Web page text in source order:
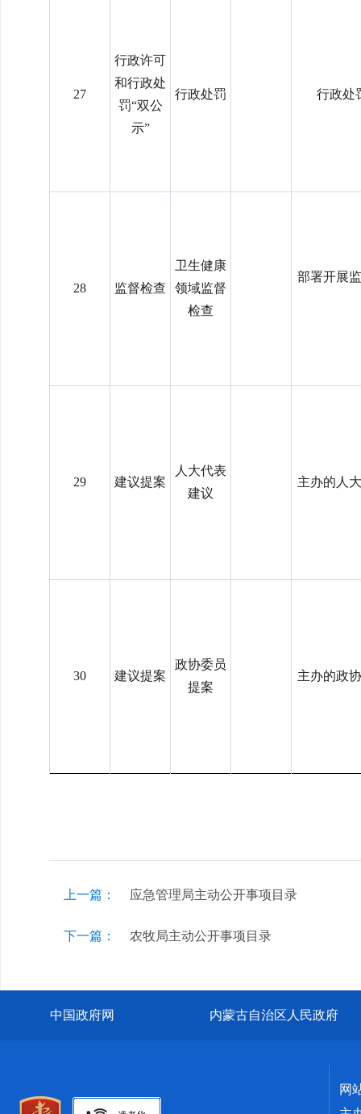
27
行政许可
和行政处
罚“双公
示”
行政处罚 行政处
28 监督检查
卫生健康
领域监督
检查
部署开展
29 建议提案
人大代表
建议
主办的人
30 建议提案
政协委员
提案
主办的政
上一篇： 应急管理局主动公开事项目录
下一篇： 农牧局主动公开事项目录
中国政府网 内蒙古自治区人民政府
网